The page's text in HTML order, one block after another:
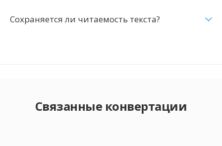
Сохраняется ли читаемость текста?
Связанные конвертации